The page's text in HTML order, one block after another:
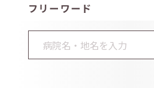
フリーワード